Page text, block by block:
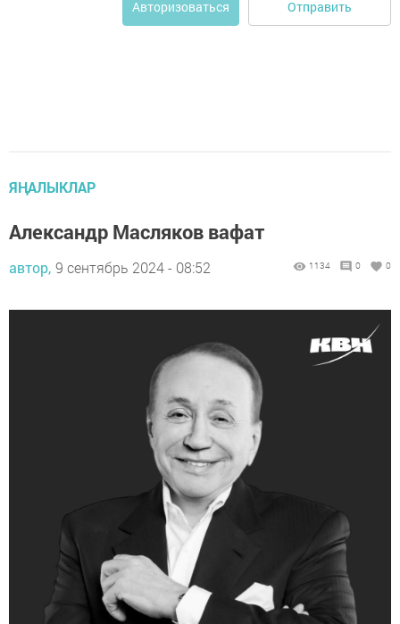
Авторизоваться Отправить
ЯҢАЛЫКЛАР
Александр Масляков вафат
автор, 9 сентябрь 2024 - 08:52 1134 0 0